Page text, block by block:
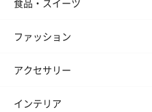
日】（グレー）M（550
ファッション
アクセサリー
インテリア